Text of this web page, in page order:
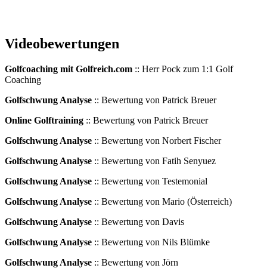
Videobewertungen
Golfcoaching mit Golfreich.com :: Herr Pock zum 1:1 Golf
Coaching
Golfschwung Analyse :: Bewertung von Patrick Breuer
Online Golftraining :: Bewertung von Patrick Breuer
Golfschwung Analyse :: Bewertung von Norbert Fischer
Golfschwung Analyse :: Bewertung von Fatih Senyuez
Golfschwung Analyse :: Bewertung von Testemonial
Golfschwung Analyse :: Bewertung von Mario (Österreich)
Golfschwung Analyse :: Bewertung von Davis
Golfschwung Analyse :: Bewertung von Nils Blümke
Golfschwung Analyse :: Bewertung von Jörn